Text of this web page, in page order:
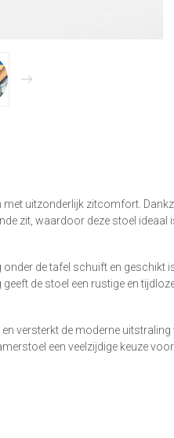
uitzonderlijk zitcomfort.
zit, waardoor deze stoel ideaal
de tafel schuift en geschikt
de stoel een rustige en
versterkt de moderne uitstraling
een veelzijdige keuze